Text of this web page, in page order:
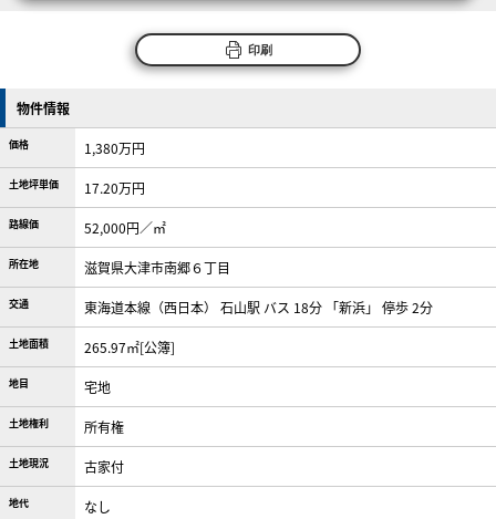
印刷
物件情報
価格 1,380万円
土地坪単価 17.20万円
路線価 52,000円／㎡
所在地 滋賀県大津市南郷６丁目
交通 東海道本線（西日本） 石山駅 バス 18分 「新浜」 停歩 2分
土地面積 265.97㎡[公簿]
地目 宅地
土地権利 所有権
土地現況 古家付
地代 なし